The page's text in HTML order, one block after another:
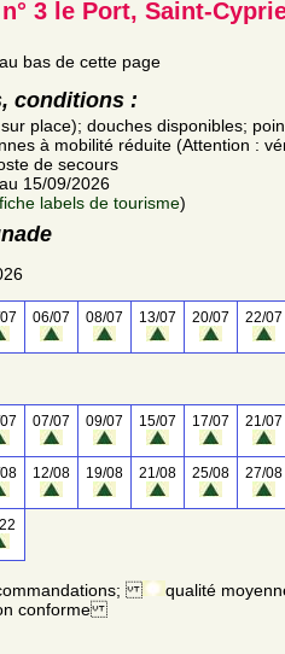
3 le Port, Saint-
bas de cette page
conditions :
place); douches disponibles;
à mobilité réduite (Attention :
de secours
15/09/2026
labels de tourisme)
06/07 08/07 13/07 20/07 22/07
07/07 09/07 15/07 17/07 21/07
12/08 19/08 21/08 25/08 27/08
qualité
conforme